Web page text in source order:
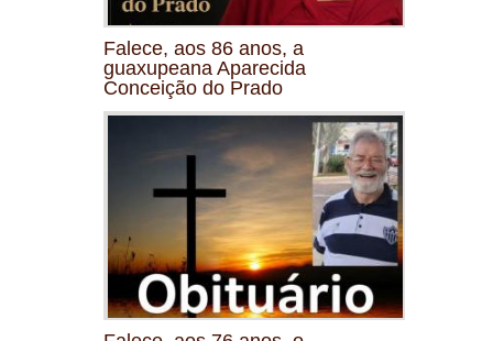
Falece, aos 86 anos, a
guaxupeana Aparecida
Conceição do Prado